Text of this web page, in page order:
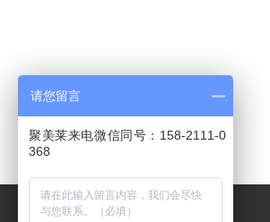
请您留言
聚美莱来电微信同号：158-2111-0
368